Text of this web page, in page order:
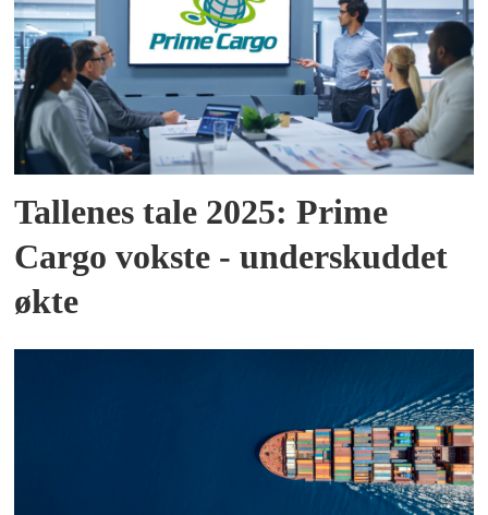
Tallenes tale 2025: Prime
Cargo vokste - underskuddet
økte